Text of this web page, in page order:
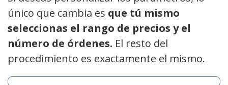
único que cambia es que tú mismo
seleccionas el rango de precios y el
número de órdenes. El resto del
procedimiento es exactamente el mismo.